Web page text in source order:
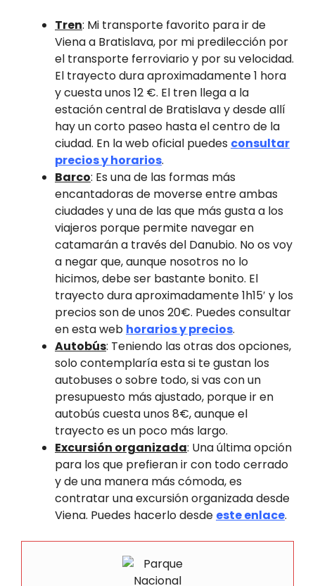
Tren: Mi transporte favorito para ir de
Viena a Bratislava, por mi predilección por
el transporte ferroviario y por su velocidad.
El trayecto dura aproximadamente 1 hora
y cuesta unos 12 €. El tren llega a la
estación central de Bratislava y desde allí
hay un corto paseo hasta el centro de la
ciudad. En la web oficial puedes consultar
precios y horarios.
Barco: Es una de las formas más
encantadoras de moverse entre ambas
ciudades y una de las que más gusta a los
viajeros porque permite navegar en
catamarán a través del Danubio. No os voy
a negar que, aunque nosotros no lo
hicimos, debe ser bastante bonito. El
trayecto dura aproximadamente 1h15′ y los
precios son de unos 20€. Puedes consultar
en esta web horarios y precios.
Autobús: Teniendo las otras dos opciones,
solo contemplaría esta si te gustan los
autobuses o sobre todo, si vas con un
presupuesto más ajustado, porque ir en
autobús cuesta unos 8€, aunque el
trayecto es un poco más largo.
Excursión organizada: Una última opción
para los que prefieran ir con todo cerrado
y de una manera más cómoda, es
contratar una excursión organizada desde
Viena. Puedes hacerlo desde este enlace.